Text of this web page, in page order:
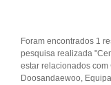
Foram encontrados 1
pesquisa realizada
estar relacionados
Doosandaewoo,